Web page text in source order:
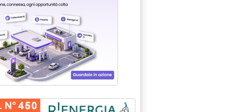
sui listini di oggi e domani'